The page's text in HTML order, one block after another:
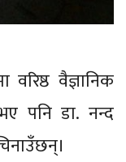
वरिष्ठ वैज्ञानिक
पनि डा. नन्द